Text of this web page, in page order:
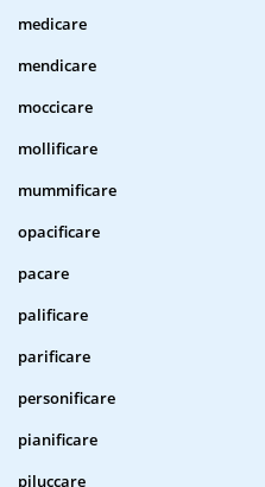
medicare
mendicare
moccicare
mollificare
mummificare
opacificare
pacare
palificare
parificare
personificare
pianificare
piluccare